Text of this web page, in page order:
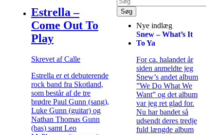
Estrella –
Come Out To
Play
Skrevet af Calle
Estrella er et debuterende
rock band fra Skotland,
som består af de tre
brødre Paul Gunn (sang),
Luke Gunn (guitar) og
Nathan Thomas Gunn
(bas) samt Leo
Nye indlæg
Snew – What’s It
To Ya
For ca. halandet år
siden anmeldte jeg
Snew’s andet album
”We Do What We
Want” og det album
var jeg ret glad for.
Nu har bandet så
udsendt deres tredje
fuld længde album